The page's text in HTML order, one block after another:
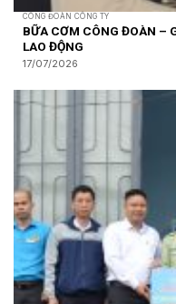
CÔNG ĐOÀN CÔNG TY
BỮA CƠM CÔNG ĐOÀN –
LAO ĐỘNG
17/07/2026